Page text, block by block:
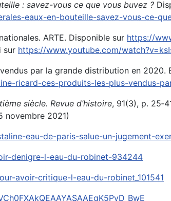
: savez-vous ce que vous buvez ?
eaux-en-bouteille-savez-vous-ce-
ARTE. Disponible sur https://
sur https://www.youtube.com/
par la grande distribution en 2020.
ricard-ces-produits-les-plus-vendus-
siècle. Revue d’histoire, 91(3), p.
novembre 2021)
eau-de-paris-salue-un-jugement-
denigre-l-eau-du-robinet-934244
avoir-critique-l-eau-du-robinet_101541